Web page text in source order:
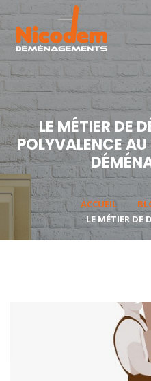
LE MÉTIER DE
POLYVALENCE
ACCUEIL
LE MÉTIER DE